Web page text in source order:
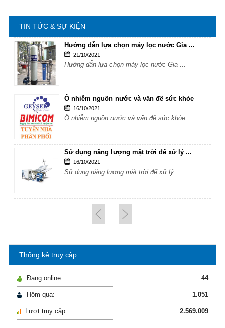
TIN TỨC & SỰ KIỆN
Hướng dẫn lựa chọn máy lọc nước Gia ...
21/10/2021
Hướng dẫn lựa chọn máy lọc nước Gia ...
Ô nhiễm nguồn nước và vấn đề sức khỏe
16/10/2021
Ô nhiễm nguồn nước và vấn đề sức khỏe
Sử dụng năng lượng mặt trời để xử lý ...
16/10/2021
Sử dụng năng lượng mặt trời để xử lý ...
Hướng dẫn lựa chọn máy lọc nước Gia ...
21/10/2021
Hướng dẫn lựa chọn máy lọc nước Gia ...
Ô nhiễm nguồn nước và vấn đề sức khỏe
Sử dụng năng lượng mặt trời để xử lý ...
Thống kê truy cập
Đang online: 44
Hôm qua: 1.051
Lượt truy cập: 2.569.009